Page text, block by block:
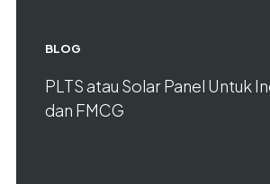
BLOG
PLTS atau Solar Panel Untuk
dan FMCG